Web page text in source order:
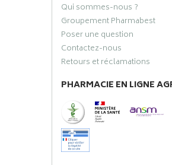
Qui sommes-nous ?
Groupement Pharmabest
Poser une question
Contactez-nous
Retours et réclamations
PHARMACIE EN LIGNE